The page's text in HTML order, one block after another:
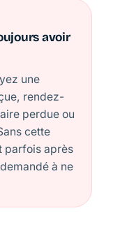
avoir
une
rendez-
perdue ou
cette
parfois après
à ne